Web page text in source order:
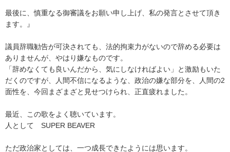
最後に、慎重なる御審議をお願い申し上げ、私の発言とさせて頂き
ます。』
議員辞職勧告が可決されても、法的拘束力がないので辞める必要は
ありませんが、やはり嫌なものです。
「辞めなくても良いんだから、気にしなければよい」と激励もいた
だくのですが、人間不信になるような、政治の嫌な部分を、人間の2
面性を、今回まざまざと見せつけられ、正直疲れました。
最近、この歌をよく聴いています。
人として SUPER BEAVER
ただ政治家としては、一つ成長できたようには思います。